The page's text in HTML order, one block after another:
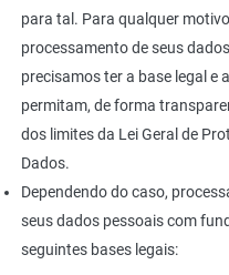
para tal. Para qualquer
processamento de seus
precisamos ter a base legal e
permitam, de forma
dos limites da Lei Geral de
Dados.
Dependendo do caso,
seus dados pessoais com
seguintes bases legais: